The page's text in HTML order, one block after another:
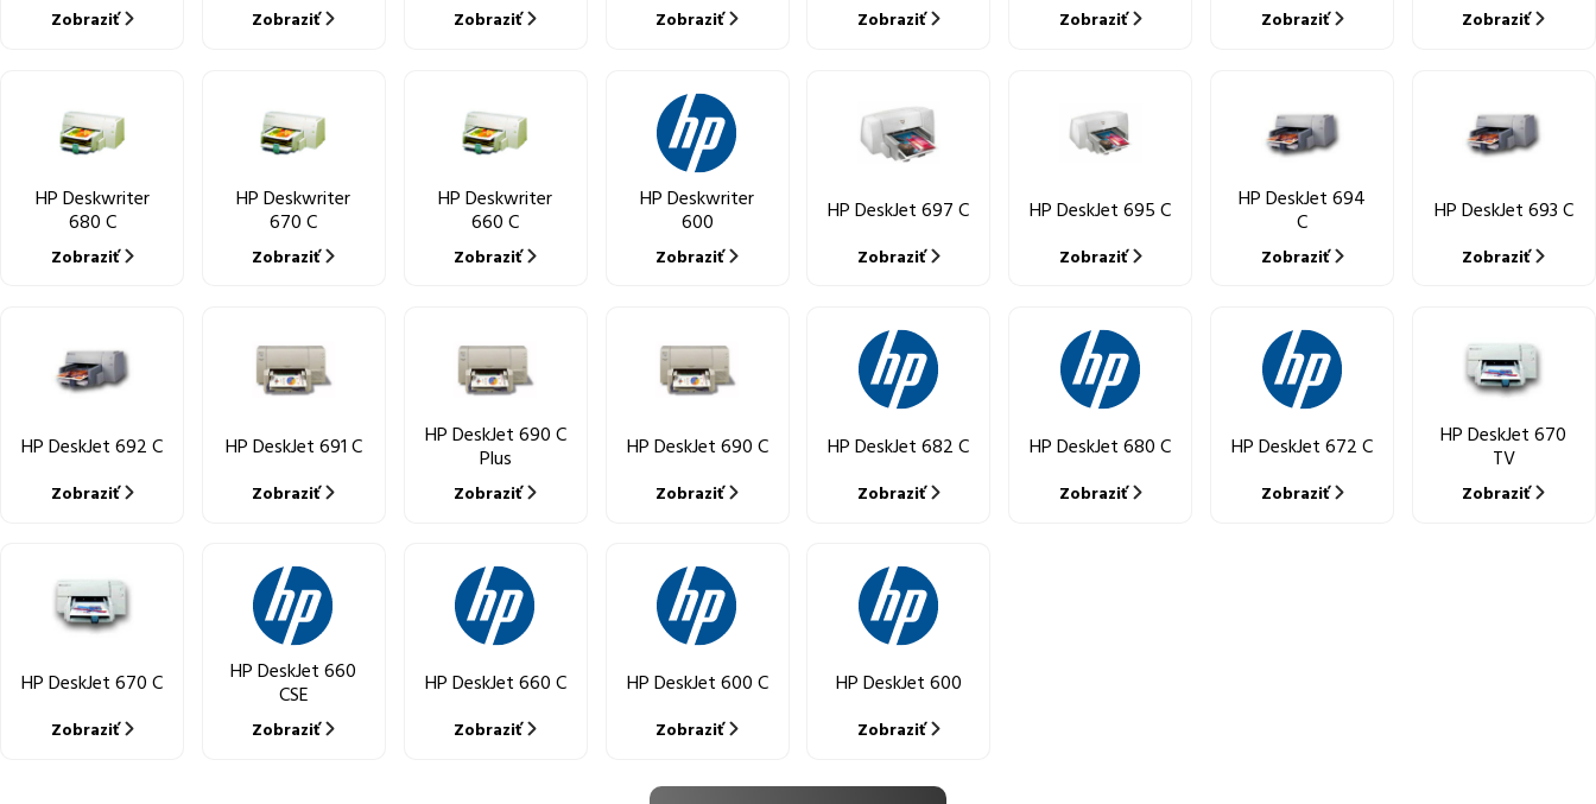
Zobraziť Zobraziť Zobraziť Zobraziť Zobraziť Zobraziť Zobraziť Zobraziť
HP Deskwriter
680 C
Zobraziť
HP Deskwriter
670 C
Zobraziť
HP Deskwriter
660 C
Zobraziť
HP Deskwriter
600
Zobraziť
HP DeskJet 697 C
Zobraziť
HP DeskJet 695 C
Zobraziť
HP DeskJet 694
C
Zobraziť
HP DeskJet 693 C
Zobraziť
HP DeskJet 692 C
Zobraziť
HP DeskJet 691 C
Zobraziť
HP DeskJet 690 C
Plus
Zobraziť
HP DeskJet 690 C
Zobraziť
HP DeskJet 682 C
Zobraziť
HP DeskJet 680 C
Zobraziť
HP DeskJet 672 C
Zobraziť
HP DeskJet 670
TV
Zobraziť
HP DeskJet 670 C
Zobraziť
HP DeskJet 660
CSE
Zobraziť
HP DeskJet 660 C
Zobraziť
HP DeskJet 600 C
Zobraziť
HP DeskJet 600
Zobraziť